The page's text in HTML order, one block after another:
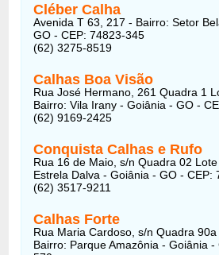
Cléber Calha
Avenida T 63, 217 - Bairro: Setor
GO - CEP: 74823-345
(62) 3275-8519
Calhas Boa Visão
Rua José Hermano, 261 Quadra 1
Bairro: Vila Irany - Goiânia - GO -
(62) 9169-2425
Conquista Calhas e Rufo
Rua 16 de Maio, s/n Quadra 02
Estrela Dalva - Goiânia - GO - CEP:
(62) 3517-9211
Calhas Forte
Rua Maria Cardoso, s/n Quadra 90a
Bairro: Parque Amazônia - Goiânia -